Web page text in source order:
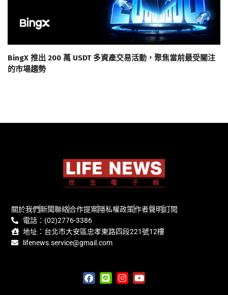
BingX 推出 200 萬 USDT 多資產交易活動，聚焦當前最受關注
的市場趨勢
關於我們新聞聯絡合作提案隱私權政策作者聲明訂閱
電話：(02)2776-3386
地址：台北市大安區忠孝東路四段221號12樓
lifenews.service@gmail.com